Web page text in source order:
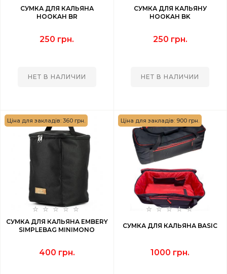
СУМКА ДЛЯ КАЛЬЯНА
HOOKAH BR
250 грн.
НЕТ В НАЛИЧИИ
СУМКА ДЛЯ КАЛЬЯНУ
HOOKAH BK
250 грн.
НЕТ В НАЛИЧИИ
Ціна для закладів: 360 грн.
СУМКА ДЛЯ КАЛЬЯНА EMBERY
SIMPLEBAG MINIMONO
400 грн.
Ціна для закладів: 900 грн.
СУМКА ДЛЯ КАЛЬЯНА BASIC
1000 грн.